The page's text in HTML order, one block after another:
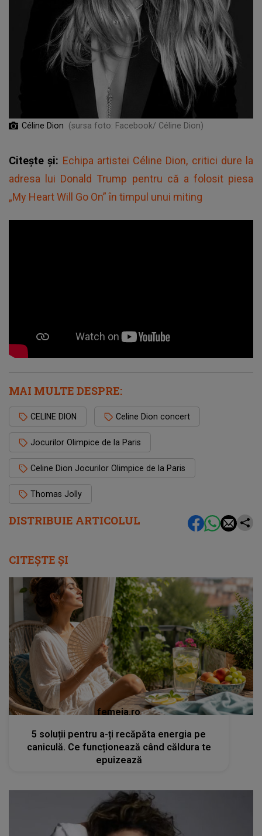
DISTRIBUIE ARTICOLUL
Céline Dion (sursa foto: Facebook/ Céline Dion)
Citește și: Echipa artistei Céline Dion, critici dure la
adresa lui Donald Trump pentru că a folosit piesa
„My Heart Will Go On” în timpul unui miting
MAI MULTE DESPRE:
CELINE DION Celine Dion concert
Jocurilor Olimpice de la Paris
Celine Dion Jocurilor Olimpice de la Paris
Thomas Jolly
CITEȘTE ȘI
femeia.ro
5 soluții pentru a-ți recăpăta energia pe
caniculă. Ce funcționează când căldura te
epuizează